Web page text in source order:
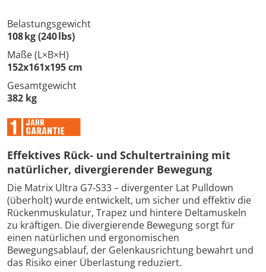
Belastungsgewicht
108 kg (240 lbs)
Maße (L×B×H)
152x161x195 cm
Gesamtgewicht
382 kg
Effektives Rück‑ und Schultertraining mit
natürlicher, divergierender Bewegung
Die Matrix Ultra G7‑S33 – divergenter Lat Pulldown
(überholt) wurde entwickelt, um sicher und effektiv die
Rückenmuskulatur, Trapez und hintere Deltamuskeln
zu kräftigen. Die divergierende Bewegung sorgt für
einen natürlichen und ergonomischen
Bewegungsablauf, der Gelenkausrichtung bewahrt und
das Risiko einer Überlastung reduziert.